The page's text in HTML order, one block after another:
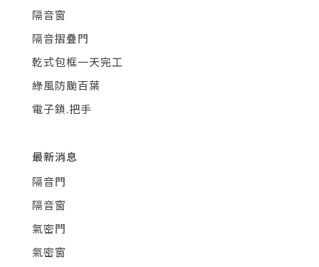
隔音窗
隔音摺疊門
乾式包框一天完工
綠風防颱百葉
電子鎖.把手
最新消息
隔音門
隔音窗
氣密門
氣密窗